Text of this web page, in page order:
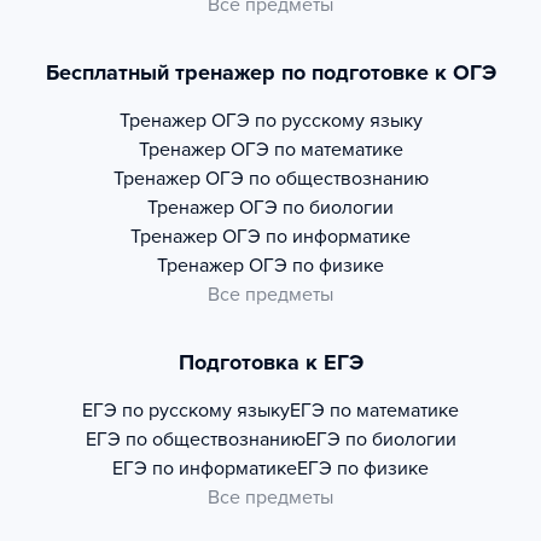
Все предметы
Бесплатный тренажер по подготовке к ОГЭ
Тренажер ОГЭ по русскому языку
Тренажер ОГЭ по математике
Тренажер ОГЭ по обществознанию
Тренажер ОГЭ по биологии
Тренажер ОГЭ по информатике
Тренажер ОГЭ по физике
Все предметы
Подготовка к ЕГЭ
ЕГЭ по русскому языкуЕГЭ по математике
ЕГЭ по обществознаниюЕГЭ по биологии
ЕГЭ по информатикеЕГЭ по физике
Все предметы